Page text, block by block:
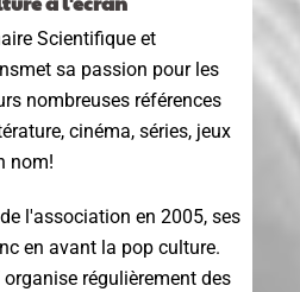
Scientifique et
sa passion pour les
nombreuses références
cinéma, séries, jeux
nom!
l'association en 2005, ses
en avant la pop culture.
organise régulièrement des